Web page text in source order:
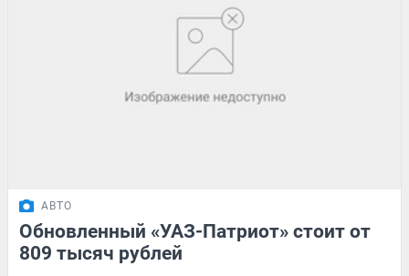
АВТО
Обновленный «УАЗ-Патриот» стоит от
809 тысяч рублей